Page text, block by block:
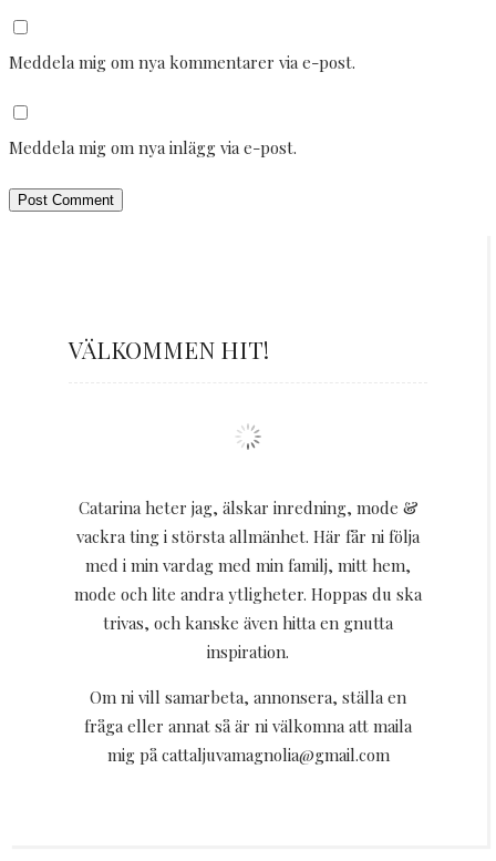
Meddela mig om nya kommentarer via e-post.
Meddela mig om nya inlägg via e-post.
VÄLKOMMEN HIT!
Catarina heter jag, älskar inredning, mode &
vackra ting i största allmänhet. Här får ni följa
med i min vardag med min familj, mitt hem,
mode och lite andra ytligheter. Hoppas du ska
trivas, och kanske även hitta en gnutta
inspiration.
Om ni vill samarbeta, annonsera, ställa en
fråga eller annat så är ni välkomna att maila
mig på cattaljuvamagnolia@gmail.com